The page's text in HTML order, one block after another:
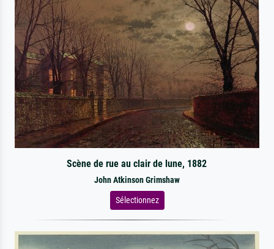
Scène de rue au clair de lune, 1882
John Atkinson Grimshaw
Sélectionnez